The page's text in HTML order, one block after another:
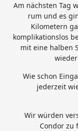
Am nächsten Tag
rum und es
Kilometern
komplikationslos
mit eine halben
Wie schon
jederzeit
Wir würden
Condor zu